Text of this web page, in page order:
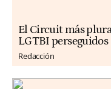
El Circuit más
LGTBI perseguidos
Redacción